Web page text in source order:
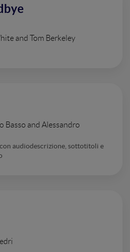
and Tom Berkeley
Basso and Alessandro
audiodescrizione, sottotitoli e